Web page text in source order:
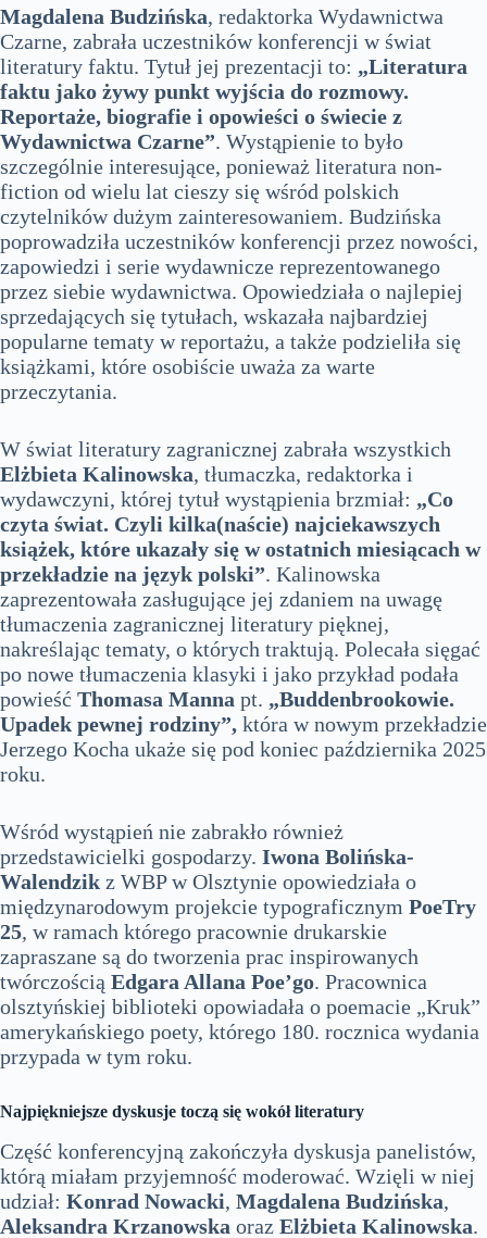
Magdalena Budzińska, redaktorka Wydawnictwa
Czarne, zabrała uczestników konferencji w świat
literatury faktu. Tytuł jej prezentacji to: „Literatura
faktu jako żywy punkt wyjścia do rozmowy.
Reportaże, biografie i opowieści o świecie z
Wydawnictwa Czarne”. Wystąpienie to było
szczególnie interesujące, ponieważ literatura non-
fiction od wielu lat cieszy się wśród polskich
czytelników dużym zainteresowaniem. Budzińska
poprowadziła uczestników konferencji przez nowości,
zapowiedzi i serie wydawnicze reprezentowanego
przez siebie wydawnictwa. Opowiedziała o najlepiej
sprzedających się tytułach, wskazała najbardziej
popularne tematy w reportażu, a także podzieliła się
książkami, które osobiście uważa za warte
przeczytania.
W świat literatury zagranicznej zabrała wszystkich
Elżbieta Kalinowska, tłumaczka, redaktorka i
wydawczyni, której tytuł wystąpienia brzmiał: „Co
czyta świat. Czyli kilka(naście) najciekawszych
książek, które ukazały się w ostatnich miesiącach w
przekładzie na język polski”. Kalinowska
zaprezentowała zasługujące jej zdaniem na uwagę
tłumaczenia zagranicznej literatury pięknej,
nakreślając tematy, o których traktują. Polecała sięgać
po nowe tłumaczenia klasyki i jako przykład podała
powieść Thomasa Manna pt. „Buddenbrookowie.
Upadek pewnej rodziny”, która w nowym przekładzie
Jerzego Kocha ukaże się pod koniec października 2025
roku.
Wśród wystąpień nie zabrakło również
przedstawicielki gospodarzy. Iwona Bolińska-
Walendzik z WBP w Olsztynie opowiedziała o
międzynarodowym projekcie typograficznym PoeTry
25, w ramach którego pracownie drukarskie
zapraszane są do tworzenia prac inspirowanych
twórczością Edgara Allana Poe’go. Pracownica
olsztyńskiej biblioteki opowiadała o poemacie „Kruk”
amerykańskiego poety, którego 180. rocznica wydania
przypada w tym roku.
Najpiękniejsze dyskusje toczą się wokół literatury
Część konferencyjną zakończyła dyskusja panelistów,
którą miałam przyjemność moderować. Wzięli w niej
udział: Konrad Nowacki, Magdalena Budzińska,
Aleksandra Krzanowska oraz Elżbieta Kalinowska.